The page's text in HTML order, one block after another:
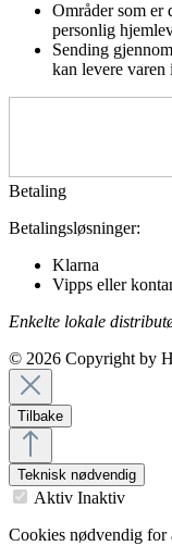
Områder som er
personlig
Sending
kan levere varen
Betaling
Betalingsløsninger:
Klarna
Vipps eller
Enkelte lokale
© 2026 Copyright by
Tilbake
Teknisk nødvendig
Aktiv Inaktiv
Cookies nødvendig for